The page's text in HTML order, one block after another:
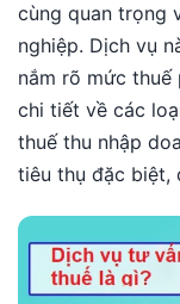
cùng quan trọng
nghiệp. Dịch vụ
nắm rõ mức
chi tiết về các
thuế thu nhập
tiêu thụ đặc biệt,